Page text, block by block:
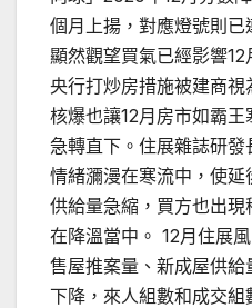
個月上揚，對應燈號則已
顯然觀望買氣已經影響12
央行打炒房措施被建商
核爆也讓12月房市如霸
急轉直下。住展雜誌研
情緒瀰漫在寒流中，使
供給量急縮，買方也出
在降溫當中。 12月住展
售屋推案量、新成屋供
下降，來人組數和成交